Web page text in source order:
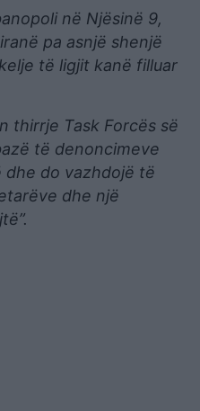
në Njësinë 9,
pa asnjë shenjë
të ligjit kanë filluar
thirrje Task Forcës së
të denoncimeve
dhe do vazhdojë të
dhe një